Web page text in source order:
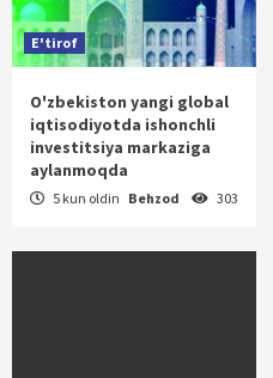
E'tirof
O'zbekiston yangi global
iqtisodiyotda ishonchli
investitsiya markaziga
aylanmoqda
5 kun oldin Behzod 303